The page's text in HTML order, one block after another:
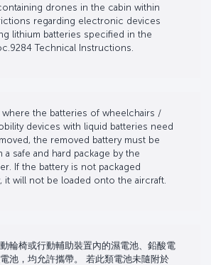
drones in the cabin within
regarding electronic devices
lithium batteries specified in the
Technical Instructions.
where the batteries of wheelchairs /
devices with liquid batteries need
the removed battery must be
a safe and hard package by the
If the battery is not packaged
it will not be loaded onto the aircraft.
輪椅或行動輔助裝置內的濕電池、鉛酸電
池，均允許攜帶。 若此類電池未隨附於